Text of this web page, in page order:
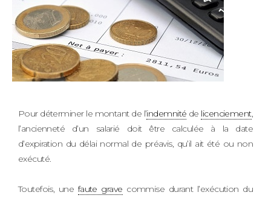
Pour déterminer le montant de l’indemnité de licenciement,
l’ancienneté d’un salarié doit être calculée à la date
d’expiration du délai normal de préavis, qu’il ait été ou non
exécuté.
Toutefois, unefaute grave commise durant l’exécution du